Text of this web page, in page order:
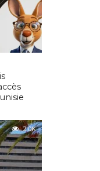
2.0K